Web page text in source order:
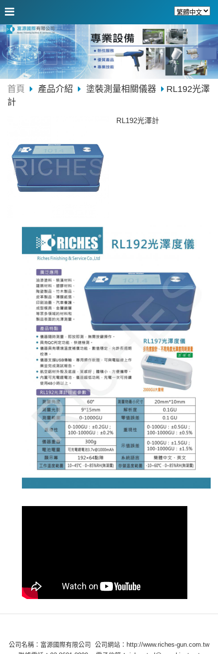
首頁 產品介紹 塗裝測量相關儀器
RL192光澤
計
RL192光澤計
公司名稱：富源國際有限公司 公司網站：http://www.riches-gun.com.tw